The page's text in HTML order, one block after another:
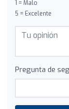
1 = Malo
5 = Excelente
Pregunta de